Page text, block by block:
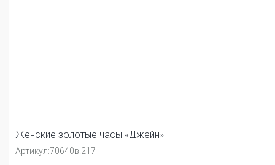
Женские золотые часы «Джейн»
Артикул:70640в.217